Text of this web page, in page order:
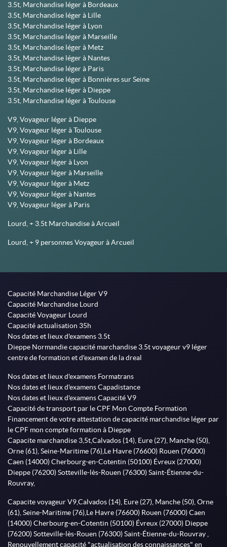
3.5t, Marchandise léger à Bordeaux
3.5t, Marchandise léger à Lille
3.5t, Marchandise léger à Lyon
3.5t, Marchandise léger à Marseille
3.5t, Marchandise léger à Metz
3.5t, Marchandise léger à Nantes
3.5t, Marchandise léger à Paris
3.5t, Marchandise léger à Bonnières sur Seine
3.5t, Marchandise léger à Dieppe
3.5t, Marchandise léger à Toulouse
V9, Voyageur léger à Dieppe
V9, Voyageur léger à Toulouse
V9, Voyageur léger à Bordeaux
V9, Voyageur léger à Lille
V9, Voyageur léger à Lyon
V9, Voyageur léger à Marseille
V9, Voyageur léger à Metz
V9, Voyageur léger à Nantes
V9, Voyageur léger à Paris
Lourd, + 3.5t Marchandise à Arcueil
Lourd, + 9 personnes Voyageur à Arcueil
Capacité Marchandise Léger V9
Capacité Marchandise Lourd
Capacité Voyageur Lourd
Capacité actualisation 35h
Nos dates et lieux d'examens 3.5t
Dieppe Normandie capacité marchandise 3.5t voyageur v9 léger
centre de formation et d'examen de la dreal
Nos dates et lieux d'examens Formatrans
Nos dates et lieux d'examens Capadistance
Nos dates et lieux d'examens Capacité V9
Capacité de transport par le CPF Mon Compte Formation
Financement de votre attestation de capacité marchandise léger par
le CPF mon compte formation à Dieppe
Capacite marchandise 3,5t,Calvados (14), Eure (27), Manche (50),
Orne (61), Seine-Maritime (76),Le Havre (76600) Rouen (76000)
Caen (14000) Cherbourg-en-Cotentin (50100) Évreux (27000)
Dieppe (76200) Sotteville-lès-Rouen (76300) Saint-Étienne-du-
Rouvray,
Capacite voyageur V9,Calvados (14), Eure (27), Manche (50), Orne
(61), Seine-Maritime (76),Le Havre (76600) Rouen (76000) Caen
(14000) Cherbourg-en-Cotentin (50100) Évreux (27000) Dieppe
(76200) Sotteville-lès-Rouen (76300) Saint-Étienne-du-Rouvray ,
Renouvellement capacité "actualisation des connaissances" en